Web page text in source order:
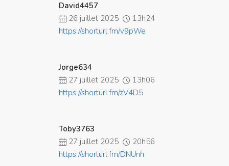
David4457
26 juillet 2025
13h24
https://shorturl.fm/v9pWe
Jorge634
27 juillet 2025
13h06
https://shorturl.fm/zV4D5
Toby3763
27 juillet 2025
20h56
https://shorturl.fm/DNUnh